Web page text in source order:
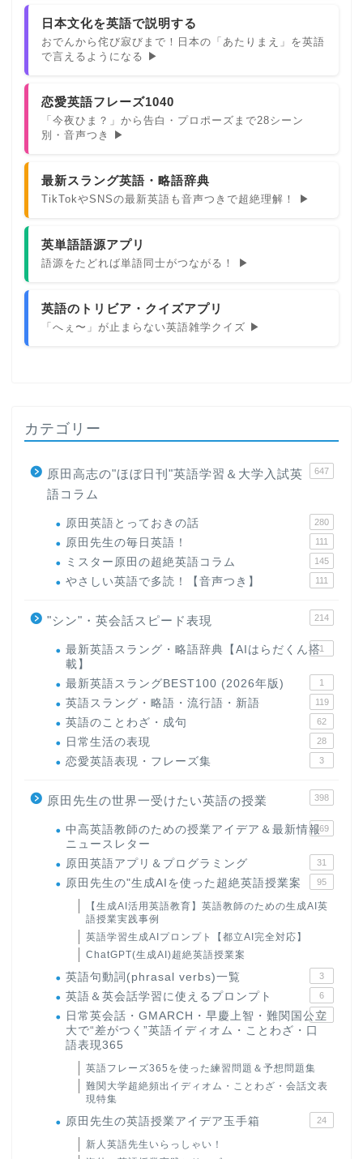
日本文化を英語で説明する
おでんから侘び寂びまで！日本の「あたりまえ」を英語
で言えるようになる ▶
恋愛英語フレーズ1040
「今夜ひま？」から告白・プロポーズまで28シーン
別・音声つき ▶
最新スラング英語・略語辞典
TikTokやSNSの最新英語も音声つきで超絶理解！ ▶
英単語語源アプリ
語源をたどれば単語同士がつながる！ ▶
英語のトリビア・クイズアプリ
「へぇ〜」が止まらない英語雑学クイズ ▶
カテゴリー
原田高志の"ほぼ日刊"英語学習＆大学入試英
語コラム
647
原田英語とっておきの話 280
原田先生の毎日英語！ 111
ミスター原田の超絶英語コラム 145
やさしい英語で多読！【音声つき】 111
"シン"・英会話スピード表現 214
最新英語スラング・略語辞典【AIはらだくん搭
載】
1
最新英語スラングBEST100 (2026年版) 1
英語スラング・略語・流行語・新語 119
英語のことわざ・成句 62
日常生活の表現 28
恋愛英語表現・フレーズ集 3
原田先生の世界一受けたい英語の授業 398
中高英語教師のための授業アイデア＆最新情報
ニュースレター
169
原田英語アプリ＆プログラミング 31
原田先生の"生成AIを使った超絶英語授業案 95
【生成AI活用英語教育】英語教師のための生成AI英
語授業実践事例
英語学習生成AIプロンプト【都立AI完全対応】
ChatGPT(生成AI)超絶英語授業案
英語句動詞(phrasal verbs)一覧 3
英語＆英会話学習に使えるプロンプト 6
日常英会話・GMARCH・早慶上智・難関国公立
大で“差がつく”英語イディオム・ことわざ・口
語表現365
22
英語フレーズ365を使った練習問題＆予想問題集
難関大学超絶頻出イディオム・ことわざ・会話文表
現特集
原田先生の英語授業アイデア玉手箱 24
新人英語先生いらっしゃい！